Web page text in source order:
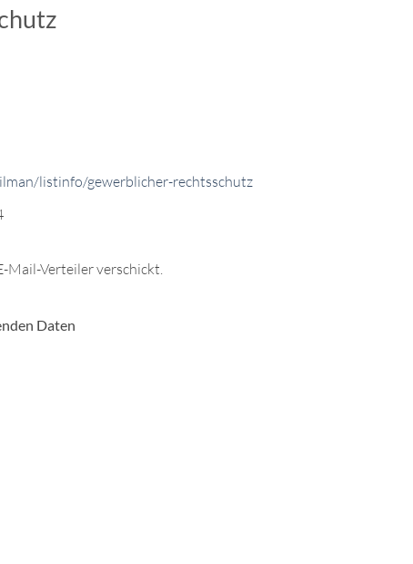
listinfo/gewerblicher-rechtsschutz
Mail-Verteiler verschickt.
Daten